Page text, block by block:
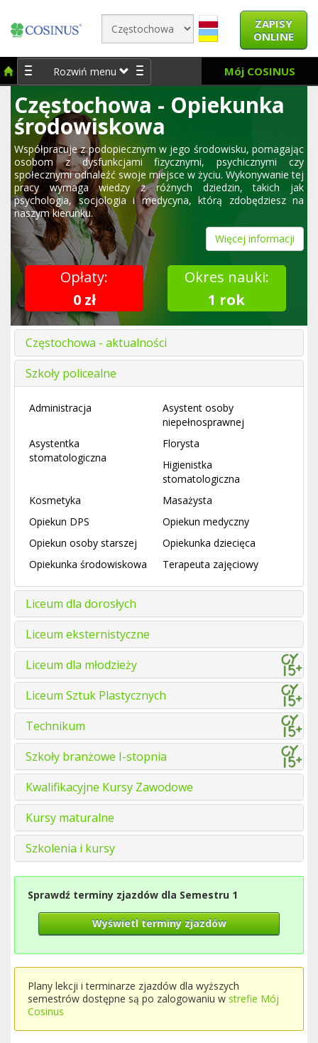
ZAPISY
ONLINE
Rozwiń menu Mój COSINUS
Częstochowa - Opiekunka
środowiskowa
Współpracuje z podopiecznym w jego środowisku, pomagając
osobom z dysfunkcjami fizycznymi, psychicznymi czy
społecznymi odnaleźć swoje miejsce w życiu. Wykonywanie tej
pracy wymaga wiedzy z różnych dziedzin, takich jak
psychologia, socjologia i medycyna, którą zdobędziesz na
naszym kierunku.
Więcej informacji
Opłaty:
0 zł
Okres nauki:
1 rok
Częstochowa - aktualności
Szkoły policealne
Administracja
Asystent osoby
niepełnosprawnej
Asystentka
stomatologiczna
Florysta
Higienistka
stomatologiczna
Kosmetyka
Masażysta
Opiekun DPS
Opiekun medyczny
Opiekun osoby starszej
Opiekunka dziecięca
Opiekunka środowiskowa
Terapeuta zajęciowy
Liceum dla dorosłych
Liceum eksternistyczne
Liceum dla młodzieży
Liceum Sztuk Plastycznych
Technikum
Szkoły branżowe I-stopnia
Kwalifikacyjne Kursy Zawodowe
Kursy maturalne
Szkolenia i kursy
Sprawdź terminy zjazdów dla Semestru 1
Wyświetl terminy zjazdów
Plany lekcji i terminarze zjazdów dla wyższych
semestrów dostępne są po zalogowaniu w strefie Mój
Cosinus